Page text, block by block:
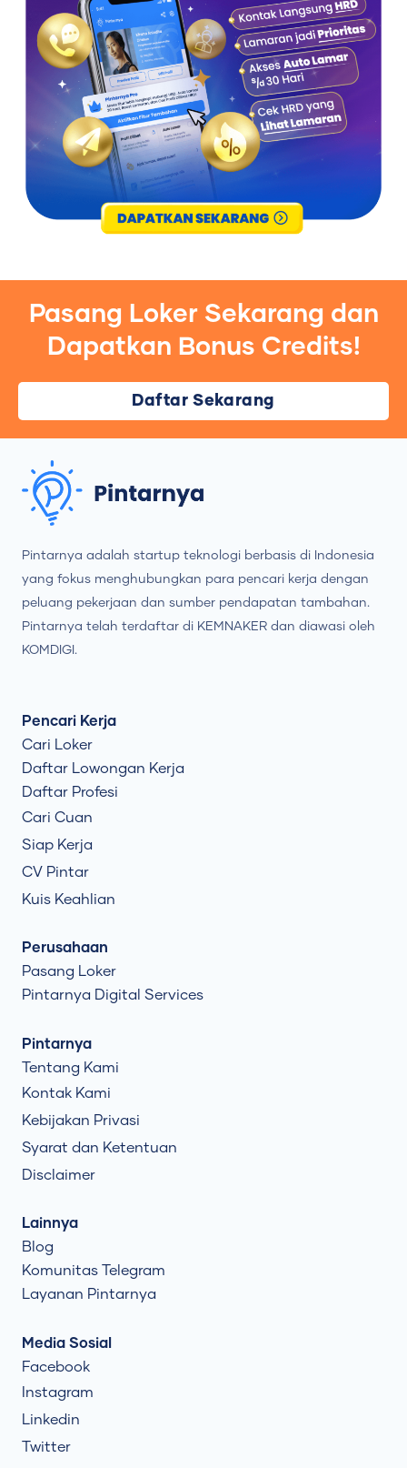
Pasang Loker Sekarang dan
Dapatkan Bonus Credits!
Daftar Sekarang
Pintarnya adalah startup teknologi berbasis di Indonesia
yang fokus menghubungkan para pencari kerja dengan
peluang pekerjaan dan sumber pendapatan tambahan.
Pintarnya telah terdaftar di KEMNAKER dan diawasi oleh
KOMDIGI.
Pencari Kerja
Cari Loker
Daftar Lowongan Kerja
Daftar Profesi
Cari Cuan
Siap Kerja
CV Pintar
Kuis Keahlian
Perusahaan
Pasang Loker
Pintarnya Digital Services
Pintarnya
Tentang Kami
Kontak Kami
Kebijakan Privasi
Syarat dan Ketentuan
Disclaimer
Lainnya
Blog
Komunitas Telegram
Layanan Pintarnya
Media Sosial
Facebook
Instagram
Linkedin
Twitter